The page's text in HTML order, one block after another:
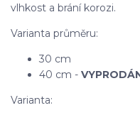
vlhkost a brání korozi.
Varianta průměru:
30 cm
40 cm -
Varianta: